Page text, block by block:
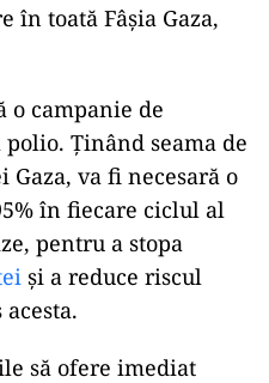
în toată Fâșia Gaza,
o campanie de
Ținând seama de
Gaza, va fi necesară o
în fiecare ciclul al
pentru a stopa
și a reduce riscul
să ofere imediat